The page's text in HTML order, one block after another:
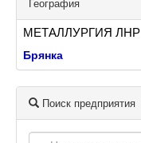
География
МЕТАЛЛУРГИЯ ЛНР
Брянка
Поиск предприятия